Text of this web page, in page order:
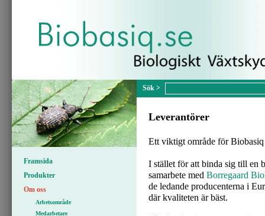
Framsida
Produkter
Om oss
Arbetsområde
Medarbetare
Leverantörer
Ett viktigt område för
I stället för att binda sig till en
samarbete med Borregaard
de ledande producenterna i
där kvaliteten är bäst.